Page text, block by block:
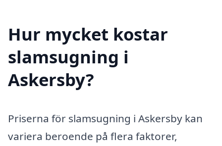
Hur mycket kostar
slamsugning i
Askersby?
Priserna för slamsugning i Askersby kan
variera beroende på flera faktorer,